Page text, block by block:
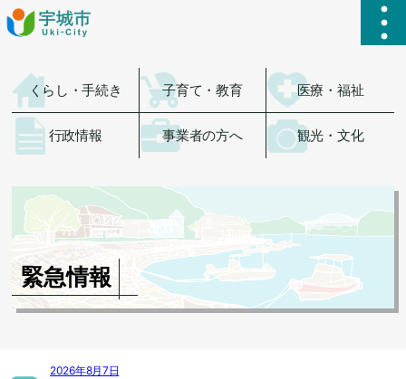
ハ
くらし・手続き 子育て・教育 医療・福祉
行政情報 事業者の方へ 観光・文化
緊急情報
2026年8月7日